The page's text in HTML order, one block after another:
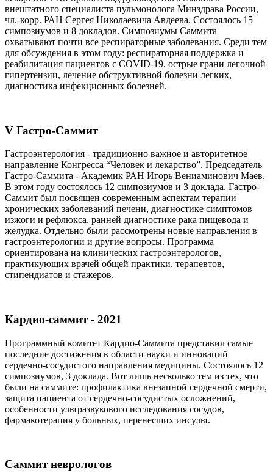
внештатного специалиста пульмонолога Минздрава России,
чл.-корр. РАН Сергея Николаевича Авдеева. Состоялось 15
симпозиумов и 8 докладов. Симпозиумы Саммита
охватывают почти все респираторные заболевания. Среди тем
для обсуждения в этом году: респираторная поддержка и
реабилитация пациентов с COVID-19, острые грани легочной
гипертензии, лечение обструктивной болезни легких,
диагностика инфекционных болезней.
V Гастро-Саммит
Гастроэнтерология - традиционно важное и авторитетное
направление Конгресса “Человек и лекарство”. Председатель
Гастро-Саммита - Академик РАН Игорь Вениаминович Маев.
В этом году состоялось 12 симпозиумов и 3 доклада. Гастро-
Саммит был посвящен современным аспектам терапии
хронических заболеваний печени, диагностике симптомов
изжоги и рефлюкса, ранней диагностике рака пищевода и
желудка. Отдельно были рассмотрены новые направления в
гастроэнтерологии и другие вопросы. Программа
ориентирована на клинических гастроэнтерологов,
практикующих врачей общей практики, терапевтов,
стипендиатов и стажеров.
Кардио-саммит - 2021
Программный комитет Кардио-Саммита представил самые
последние достижения в области науки и инноваций
сердечно-сосудистого направления медицины. Состоялось 12
симпозиумов, 3 доклада. Вот лишь несколько тем из тех, что
были на саммите: профилактика внезапной сердечной смерти,
защита пациента от сердечно-сосудистых осложнений,
особенности ультразвукового исследования сосудов,
фармакотерапия у больных, перенесших инсульт.
Саммит неврологов